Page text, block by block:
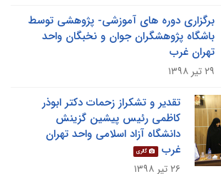
برگزاری دوره های آموزشی- پژوهشی توسط
باشگاه پژوهشگران جوان و نخبگان واحد
تهران غرب
تقدیر و تشکراز زحمات دکتر ابوذر
کاظمی رئیس پیشین گزینش
دانشگاه آزاد اسلامی واحد تهران
غرب
گالری